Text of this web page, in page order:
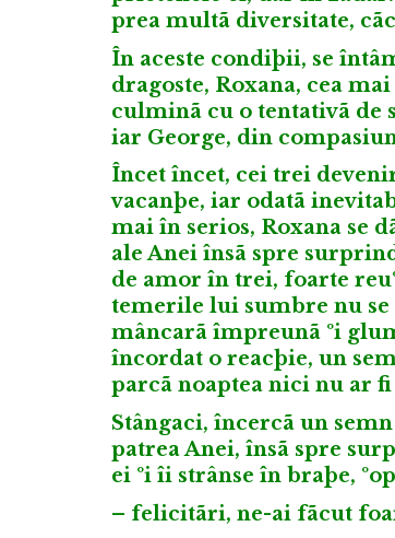
prea multã diversitate,
În aceste condiþii, se
dragoste, Roxana, cea
culminã cu o tentativã de
iar George, din
Încet încet, cei trei
vacanþe, iar odatã
mai în serios, Roxana se
ale Anei însã spre
de amor în trei, foarte
temerile lui sumbre nu se
mâncarã împreunã ºi
încordat o reacþie, un
parcã noaptea nici nu ar
Stângaci, încercã un
patrea Anei, însã spre
ei ºi îi strânse în braþe,
– felicitãri, ne-ai fãcut